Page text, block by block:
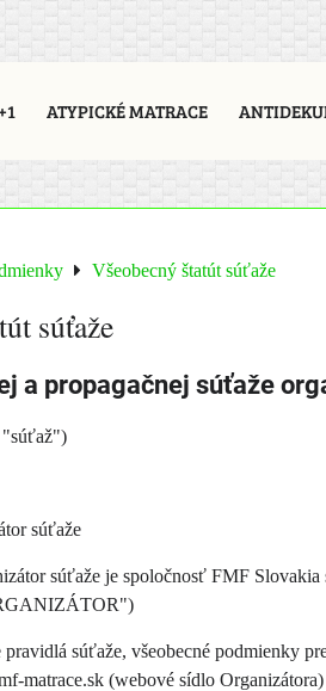
ATYPICKÉ MATRACE
Všeobecný štatút súťaže
súťaže
a propagačnej súťaže
"súťaž")
súťaže
súťaže je spoločnosť FMF
pravidlá súťaže, všeobecné podmienky
matrace.sk (webové sídlo